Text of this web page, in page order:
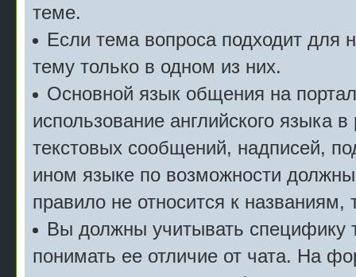
теме.
Если тема вопроса подходит для
тему только в одном из них.
Основной язык общения на
использование английского языка
текстовых сообщений, надписей,
ином языке по возможности
правило не относится к
Вы должны учитывать
понимать ее отличие от чата. На